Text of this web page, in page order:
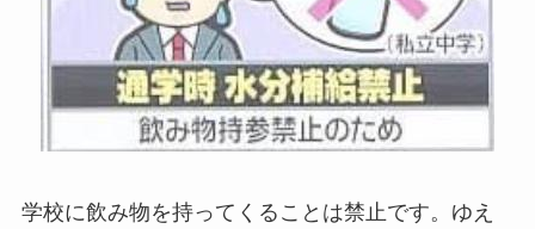
学校に飲み物を持ってくることは禁止です。ゆえ